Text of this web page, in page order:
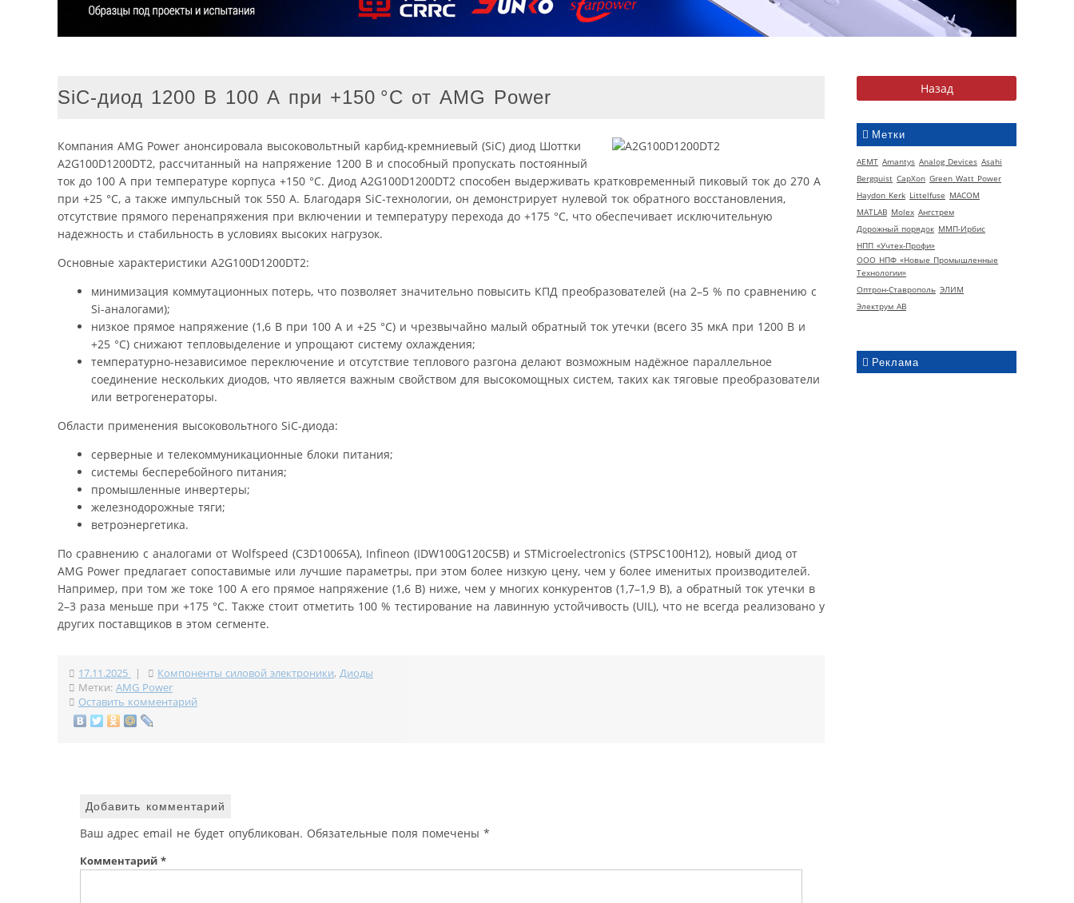
Метки
AEMT Amantys Analog Devices Asahi
Bergquist CapXon Green Watt Power
Haydon Kerk Littelfuse MACOM
MATLAB Molex Ангстрем
Дорожный порядок ММП-Ирбис
НПП «Учтех-Профи»
ООО НПФ «Новые Промышленные
Технологии»
Оптрон-Ставрополь ЭЛИМ
Электрум АВ
Реклама
SiC-диод 1200 В 100 А при +150 °C от AMG Power
Компания AMG Power анонсировала высоковольтный карбид-кремниевый (SiC) диод Шоттки
A2G100D1200DT2, рассчитанный на напряжение 1200 В и способный пропускать постоянный
ток до 100 А при температуре корпуса +150 °C. Диод A2G100D1200DT2 способен выдерживать кратковременный пиковый ток до 270 А
при +25 °C, а также импульсный ток 550 А. Благодаря SiC-технологии, он демонстрирует нулевой ток обратного восстановления,
отсутствие прямого перенапряжения при включении и температуру перехода до +175 °C, что обеспечивает исключительную
надежность и стабильность в условиях высоких нагрузок.
Основные характеристики A2G100D1200DT2:
минимизация коммутационных потерь, что позволяет значительно повысить КПД преобразователей (на 2–5 % по сравнению с
Si-аналогами);
низкое прямое напряжение (1,6 В при 100 А и +25 °C) и чрезвычайно малый обратный ток утечки (всего 35 мкА при 1200 В и
+25 °C) снижают тепловыделение и упрощают систему охлаждения;
температурно-независимое переключение и отсутствие теплового разгона делают возможным надёжное параллельное
соединение нескольких диодов, что является важным свойством для высокомощных систем, таких как тяговые преобразователи
или ветрогенераторы.
Области применения высоковольтного SiC-диода:
серверные и телекоммуникационные блоки питания;
системы бесперебойного питания;
промышленные инвертеры;
железнодорожные тяги;
ветроэнергетика.
По сравнению с аналогами от Wolfspeed (C3D10065A), Infineon (IDW100G120C5B) и STMicroelectronics (STPSC100H12), новый диод от
AMG Power предлагает сопоставимые или лучшие параметры, при этом более низкую цену, чем у более именитых производителей.
Например, при том же токе 100 А его прямое напряжение (1,6 В) ниже, чем у многих конкурентов (1,7–1,9 В), а обратный ток утечки в
2–3 раза меньше при +175 °C. Также стоит отметить 100 % тестирование на лавинную устойчивость (UIL), что не всегда реализовано у
других поставщиков в этом сегменте.
17.11.2025 | Компоненты силовой электроники, Диоды
Метки: AMG Power
Оставить комментарий
Добавить комментарий
Ваш адрес email не будет опубликован. Обязательные поля помечены *
Комментарий *